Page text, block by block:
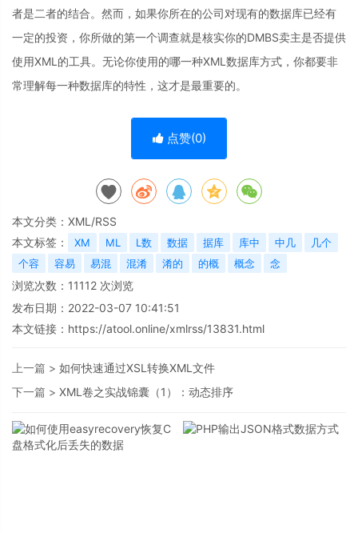
者是二者的结合。然而，如果你所在的公司对现有的数据库已经有
一定的投资，你所做的第一个调查就是核实你的DMBS卖主是否提供
使用XML的工具。无论你使用的哪一种XML数据库方式，你都要非
常理解每一种数据库的特性，这才是最重要的。
点赞(0)
本文分类： XML/RSS
本文标签：
XM ML L数 数据 据库 库中 中几
几个
个容
容易 易混 混淆 淆的 的概 概念 念
浏览次数： 11112 次浏览
发布日期：2022-03-07 10:41:51
本文链接： https://atool.online/xmlrss/13831.html
上一篇 > 如何快速通过XSL转换XML文件
下一篇 > XML卷之实战锦囊（1）：动态排序